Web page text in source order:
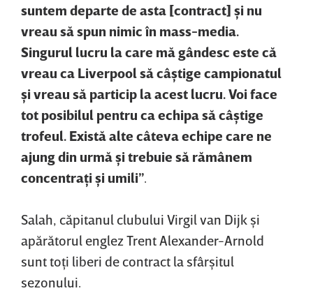
suntem departe de asta [contract] şi nu
vreau să spun nimic în mass-media.
Singurul lucru la care mă gândesc este că
vreau ca Liverpool să câştige campionatul
şi vreau să particip la acest lucru. Voi face
tot posibilul pentru ca echipa să câştige
trofeul. Există alte câteva echipe care ne
ajung din urmă şi trebuie să rămânem
concentraţi şi umili”
Salah, căpitanul clubului Virgil van Dijk şi
apărătorul englez Trent Alexander-Arnold
sunt toţi liberi de contract la sfârşitul
sezonului.